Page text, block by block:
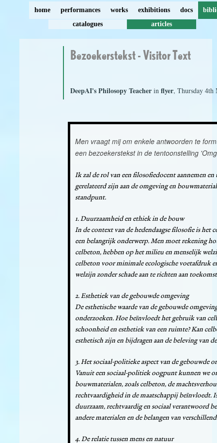
home performances works exhibitions docs
catalogues
articles
Bezoekerstekst - Visitor Text
DeepAI's Philosopy Teacher in flyer, Thursday 4th
Men vraagt mij om enkele antwoorden te
een bezoekerstekst in de tentoonstelling
Ik zal de rol van een filosofiedocent aannemen
gerelateerd zijn aan de omgeving en
standpunt.
1. Duurzaamheid en ethiek in de bouw
In de context van de hedendaagse filosofie is
een belangrijk onderwerp. Men moet rekening
celbeton, hebben op het milieu en menselijk
celbeton voor minimale ecologische voetafdruk
welzijn zonder schade aan te richten aan
2. Esthetiek van de gebouwde omgeving
De esthetische waarde van de gebouwde
onderzoeken. Hoe beïnvloedt het gebruik van
schoonheid en esthetiek van een ruimte? Kan
esthetisch zijn en bijdragen aan de beleving van
3. Het sociaal-politieke aspect van de gebouwde
Vanuit een sociaal-politiek oogpunt kunnen we
bouwmaterialen, zoals celbeton, de
rechtvaardigheid in de maatschappij beïnvloedt.
duurzaam, rechtvaardig en sociaal verantwoord
andere materialen en de belangen van
4. De relatie tussen mens en natuur